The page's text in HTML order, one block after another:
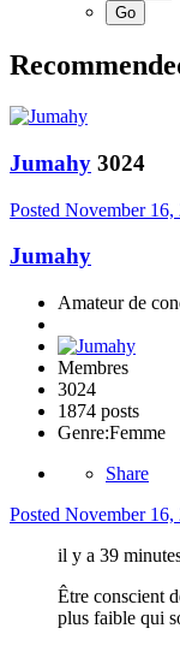
Jumahy 3024
Posted November 16,
Jumahy
Amateur de
Membres
3024
1874 posts
Genre:Femme
Share
Posted November 16,
il y a 39
Être conscient
plus faible qui